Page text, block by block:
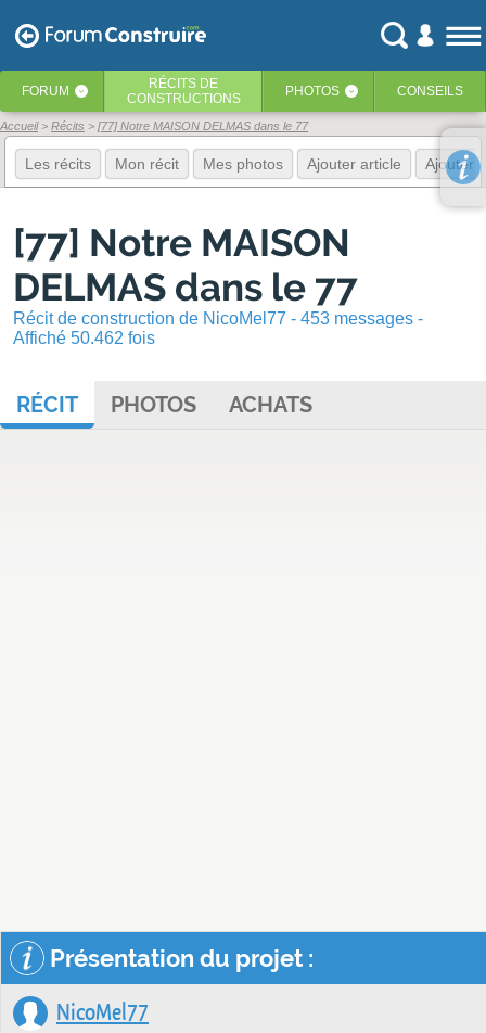
FORUM ‹ RÉCITS DE
CONSTRUCTIONS
PHOTOS ‹ CONSEILS
Accueil Récits [77] Notre MAISON DELMAS dans le 77
Les récits Mon récit Mes photos Ajouter article Ajouter
[77] Notre MAISON
DELMAS dans le 77
Récit de construction de NicoMel77 - 453 messages -
Affiché 50.462 fois
RÉCIT PHOTOS ACHATS
Présentation du projet :
NicoMel77